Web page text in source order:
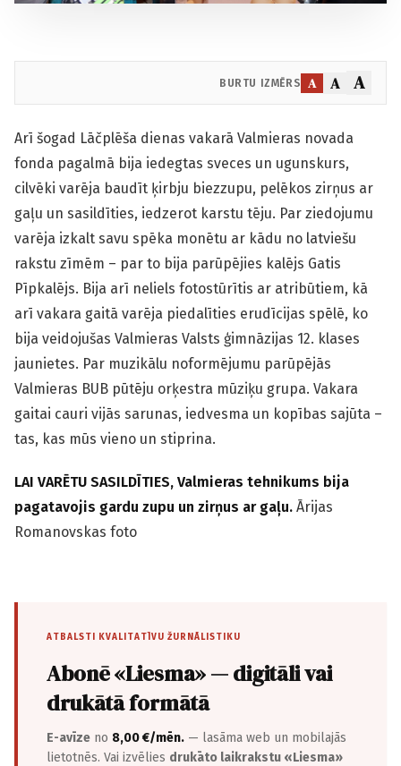
BURTU IZMĒRS A A A
Arī šogad Lāčplēša dienas vakarā Valmieras novada
fonda pagalmā bija iedegtas sveces un ugunskurs,
cilvēki varēja baudīt ķirbju biezzupu, pelēkos zirņus ar
gaļu un sasildīties, iedzerot karstu tēju. Par ziedojumu
varēja izkalt savu spēka monētu ar kādu no latviešu
rakstu zīmēm – par to bija parūpējies kalējs Gatis
Pīpkalējs. Bija arī neliels fotostūrītis ar atribūtiem, kā
arī vakara gaitā varēja piedalīties erudīcijas spēlē, ko
bija veidojušas Valmieras Valsts ģimnāzijas 12. klases
jaunietes. Par muzikālu noformējumu parūpējās
Valmieras BUB pūtēju orķestra mūziķu grupa. Vakara
gaitai cauri vijās sarunas, iedvesma un kopības sajūta –
tas, kas mūs vieno un stiprina.
LAI VARĒTU SASILDĪTIES, Valmieras tehnikums bija
pagatavojis gardu zupu un zirņus ar gaļu. Ārijas
Romanovskas foto
ATBALSTI KVALITATĪVU ŽURNĀLISTIKU
Abonē «Liesma» — digitāli vai
drukātā formātā
E-avīze no 8,00 €/mēn. — lasāma web un mobilajās
lietotnēs. Vai izvēlies drukāto laikrakstu «Liesma»